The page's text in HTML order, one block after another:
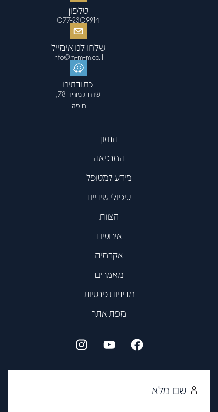
טלפון
077-2309914
שלחו לנו אימייל
info@m-m-m.co.il
כתובתינו
שדרות מוריה 78,
חיפה.
החזון
המרפאה
מידע למטופל
טיפולי שיניים
הצוות
אירועים
אקדמיה
מאמרים
מדיניות פרטיות
מפת אתר